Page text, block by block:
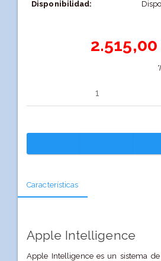
Disponibilidad:
Características
Apple Intelligence
Apple Intelligence es un sistema